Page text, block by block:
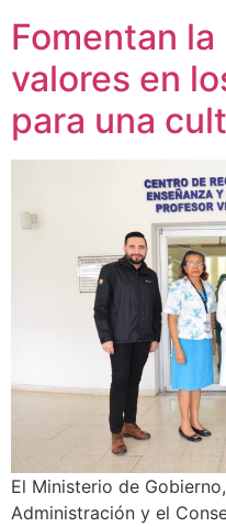
Fomentan
valores en
para una
El Ministerio de
Administración y el